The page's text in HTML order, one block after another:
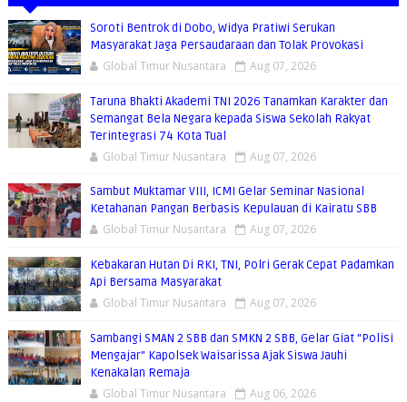
Soroti Bentrok di Dobo, Widya Pratiwi Serukan
Masyarakat Jaga Persaudaraan dan Tolak Provokasi
Global Timur Nusantara Aug 07, 2026
Taruna Bhakti Akademi TNI 2026 Tanamkan Karakter dan
Semangat Bela Negara kepada Siswa Sekolah Rakyat
Terintegrasi 74 Kota Tual
Global Timur Nusantara Aug 07, 2026
Sambut Muktamar VIII, ICMI Gelar Seminar Nasional
Ketahanan Pangan Berbasis Kepulauan di Kairatu SBB
Global Timur Nusantara Aug 07, 2026
Kebakaran Hutan Di RKI, TNI, Polri Gerak Cepat Padamkan
Api Bersama Masyarakat
Global Timur Nusantara Aug 07, 2026
Sambangi SMAN 2 SBB dan SMKN 2 SBB, Gelar Giat "Polisi
Mengajar" Kapolsek Waisarissa Ajak Siswa Jauhi
Kenakalan Remaja
Global Timur Nusantara Aug 06, 2026